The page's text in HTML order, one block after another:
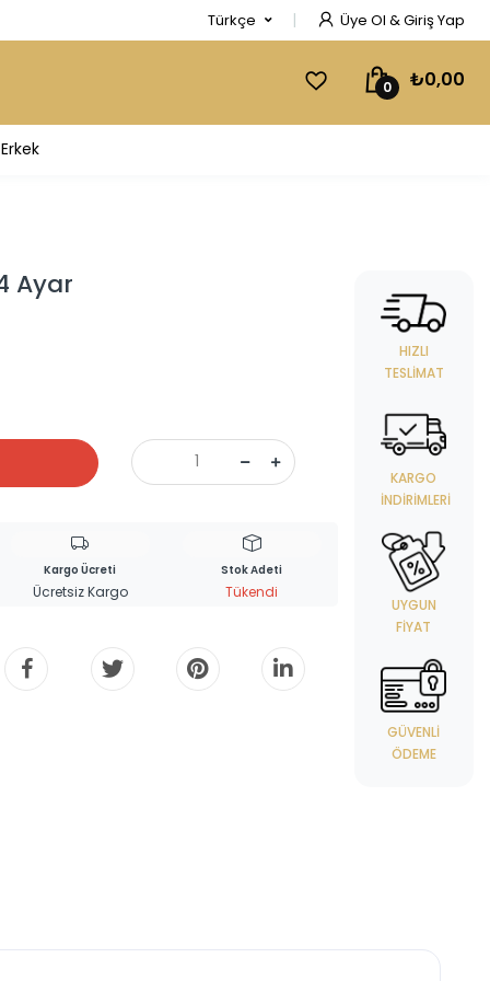
Türkçe Üye Ol & Giriş Yap
0 ₺0,00
Erkek
Ayar
Kargo Ücreti
Ücretsiz Kargo
Stok Adeti
Tükendi
HIZLI
TESLIMAT
KARGO
İNDIRIMLERI
UYGUN
FIYAT
GÜVENLI
ÖDEME